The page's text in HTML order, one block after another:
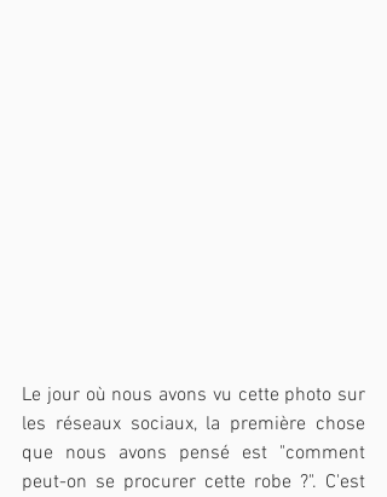
Le jour où nous avons vu cette photo sur
les réseaux sociaux, la première chose
que nous avons pensé est "comment
peut-on se procurer cette robe ?". C'est